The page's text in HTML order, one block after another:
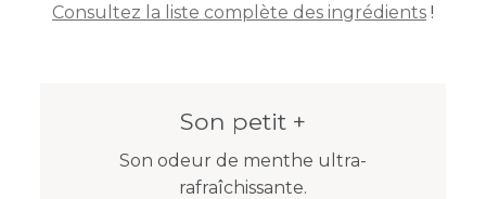
Consultez la liste complète des ingrédients !
Son petit +
Son odeur de menthe ultra-
rafraîchissante.